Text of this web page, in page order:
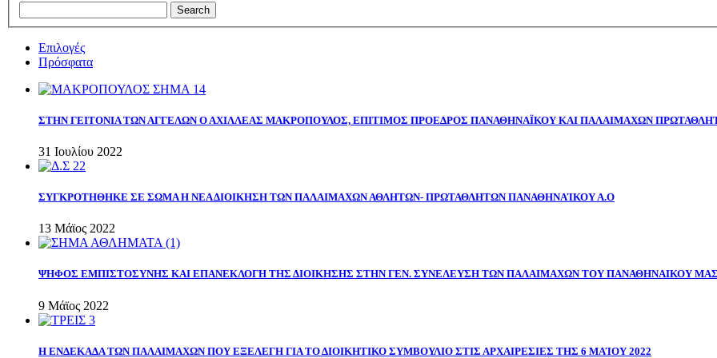
Επιλογές
Πρόσφατα
ΣΤΗΝ ΓΕΙΤΟΝΙΑ ΤΩΝ ΑΓΓΕΛΩΝ Ο ΑΧΙΛΛΕΑΣ ΜΑΚΡΟΠΟΥΛΟΣ, ΕΠΙΤΙΜΟΣ ΠΡΟΕΔΡΟΣ ΠΑΝΑΘΗΝΑΪΚΟΥ ΚΑΙ ΠΑΛΑΙΜΑΧΩΝ
31 Ιουλίου 2022
ΣΥΓΚΡΟΤΗΘΗΚΕ ΣΕ ΣΩΜΑ Η ΝΕΑ ΔΙΟΙΚΗΣΗ ΤΩΝ ΠΑΛΑΙΜΑΧΩΝ ΑΘΛΗΤΩΝ- ΠΡΩΤΑΘΛΗΤΩΝ ΠΑΝΑΘΗΝΑΊΚΟΥ Α.Ο
13 Μάϊος 2022
ΨΗΦΟΣ ΕΜΠΙΣΤΟΣΥΝΗΣ ΚΑΙ ΕΠΑΝΕΚΛΟΓΗ ΤΗΣ ΔΙΟΙΚΗΣΗΣ ΣΤΗΝ ΓΕΝ. ΣΥΝΕΛΕΥΣΗ ΤΩΝ ΠΑΛΑΙΜΑΧΩΝ ΤΟΥ ΠΑΝΑΘΗΝΑΙΚΟΥ ΜΑΣ
9 Μάϊος 2022
Η ΕΝΔΕΚΑΔΑ ΤΩΝ ΠΑΛΑΙΜΑΧΩΝ ΠΟΥ ΕΞΕΛΕΓΗ ΓΙΑ ΤΟ ΔΙΟΙΚΗΤΙΚΟ ΣΥΜΒΟΥΛΙΟ ΣΤΙΣ ΑΡΧΑΙΡΕΣΙΕΣ ΤΗΣ 6 ΜΑΊΟΥ 2022